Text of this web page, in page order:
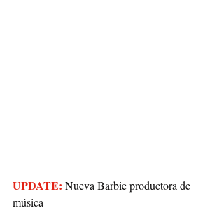
UPDATE: Nueva Barbie productora de
música